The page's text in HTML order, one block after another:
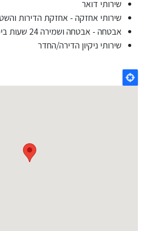
שירותי דואר
שירותי אחזקה - אחזקת הדירות
אבטחה - אבטחה ושמירה 24 שעות ביממה
שירותי ניקיון הדירה/החדר